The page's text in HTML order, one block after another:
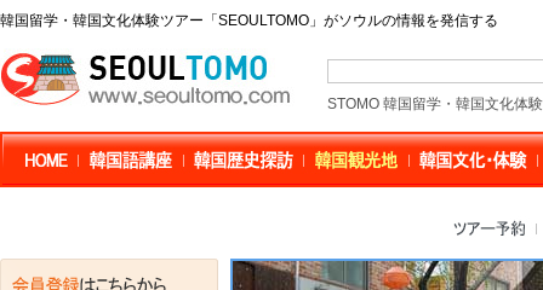
韓国留学・韓国文化体験ツアー「SEOULTOMO」がソウルの情報を発信する
STOMO 韓国留学・韓国文化体